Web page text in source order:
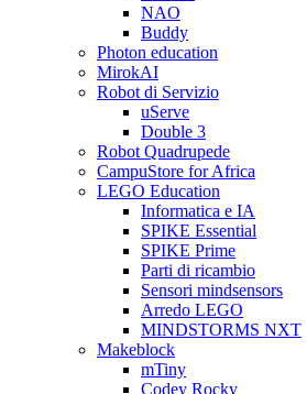
NAO
Buddy
Photon education
MirokAI
Robot di Servizio
uServe
Double 3
Robot Quadrupede
CampuStore for Africa
LEGO Education
Informatica e IA
SPIKE Essential
SPIKE Prime
Parti di ricambio
Sensori mindsensors
Arredo LEGO
MINDSTORMS NXT
Makeblock
mTiny
Codey Rocky